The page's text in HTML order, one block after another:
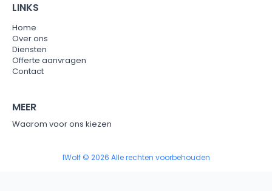
LINKS
Home
Over ons
Diensten
Offerte aanvragen
Contact
MEER
Waarom voor ons kiezen
IWolf © 2026 Alle rechten voorbehouden